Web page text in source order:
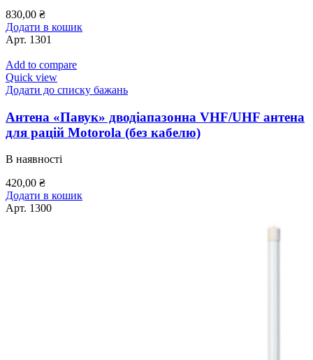
830,00 ₴
Додати в кошик
Арт. 1301
Add to compare
Quick view
Додати до списку бажань
Антена «Павук» дводіапазонна VHF/UHF антена
для рацій Motorola (без кабелю)
В наявності
420,00 ₴
Додати в кошик
Арт. 1300